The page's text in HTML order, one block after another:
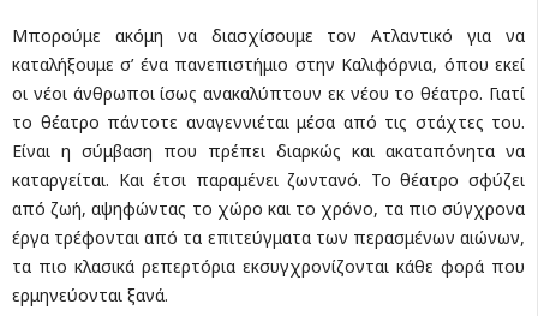
Μπορούμε ακόμη να διασχίσουμε τον Ατλαντικό για να
καταλήξουμε σ’ ένα πανεπιστήμιο στην Καλιφόρνια, όπου εκεί
οι νέοι άνθρωποι ίσως ανακαλύπτουν εκ νέου το θέατρο. Γιατί
το θέατρο πάντοτε αναγεννιέται μέσα από τις στάχτες του.
Είναι η σύμβαση που πρέπει διαρκώς και ακαταπόνητα να
καταργείται. Και έτσι παραμένει ζωντανό. Το θέατρο σφύζει
από ζωή, αψηφώντας το χώρο και το χρόνο, τα πιο σύγχρονα
έργα τρέφονται από τα επιτεύγματα των περασμένων αιώνων,
τα πιο κλασικά ρεπερτόρια εκσυγχρονίζονται κάθε φορά που
ερμηνεύονται ξανά.